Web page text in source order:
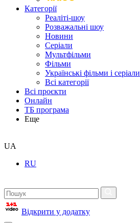
Категорії
Реаліті-шоу
Розважальні шоу
Новини
Серіали
Мультфільми
Фільми
Українські фільми і серіали
Всі категорії
Всі проєкти
Онлайн
ТБ програма
Еще
UA
RU
Відкрити у додатку